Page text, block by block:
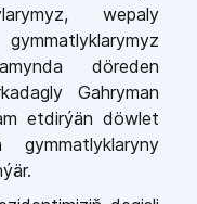
wepaly
döreden
Gahryman
etdirýän döwlet